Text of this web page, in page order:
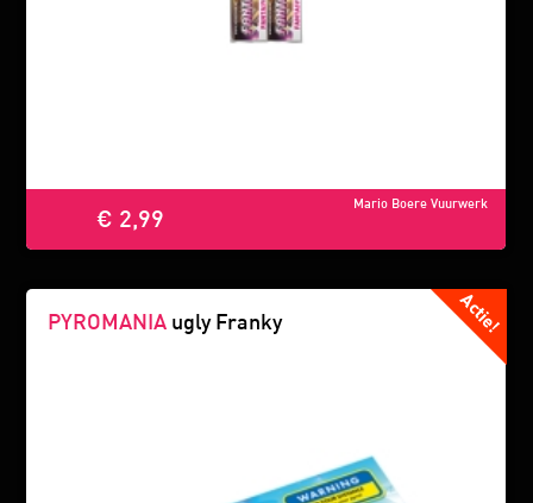
Mario Boere Vuurwerk
€ 2,99
PYROMANIA ugly Franky